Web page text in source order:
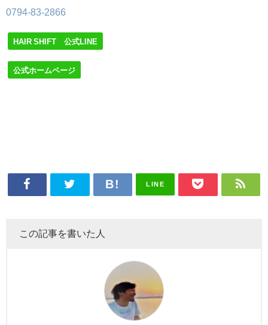
0794-83-2866
HAIR SHIFT 公式LINE
公式ホームページ
LINE
この記事を書いた人